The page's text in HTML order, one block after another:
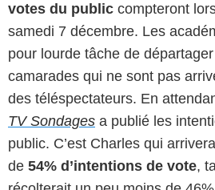
votes du public compteront
samedi 7 décembre. Les
pour lourde tâche de
camarades qui ne sont pas
des téléspectateurs. En
TV Sondages a publié les
public. C’est Charles qui
de 54% d’intentions de vote,